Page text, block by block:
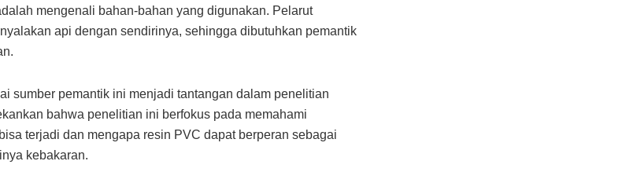
mengenali bahan-bahan yang digunakan. Pelarut
api dengan sendirinya, sehingga dibutuhkan pemantik
sumber pemantik ini menjadi tantangan dalam penelitian
bahwa penelitian ini berfokus pada memahami
terjadi dan mengapa resin PVC dapat berperan sebagai
kebakaran.